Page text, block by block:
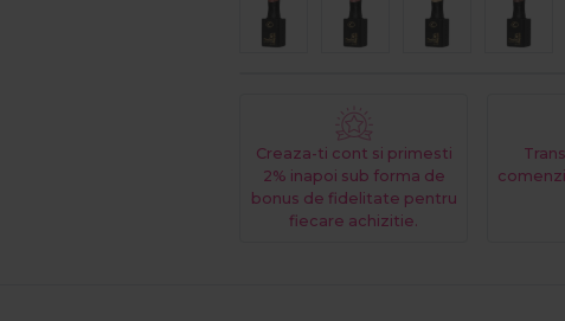
Creaza-ti cont si primesti
2% inapoi sub forma de
bonus de fidelitate pentru
fiecare achizitie.